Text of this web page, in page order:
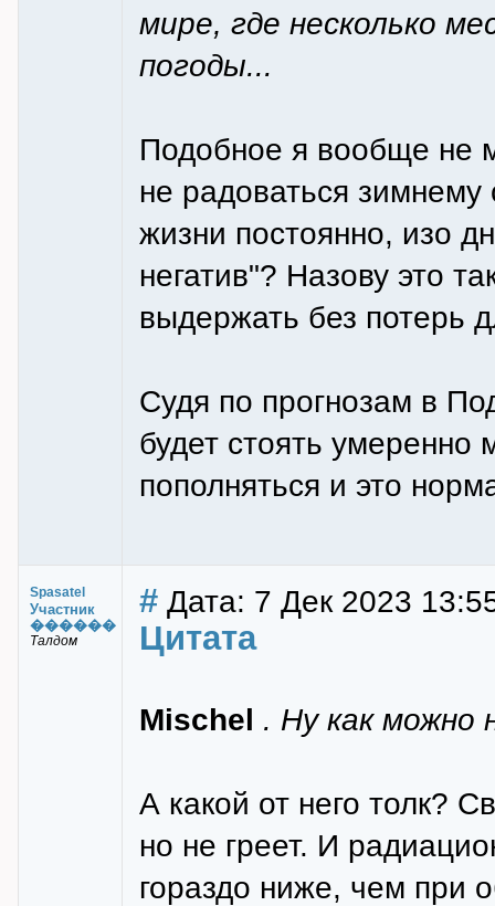
мире, где несколько
погоды...
Подобное я вообще не
не радоваться
жизни постоянно, изо
негатив"? Назову это
выдержать без потерь
Судя по прогнозам в
будет стоять умеренно
пополняться и это
Spasatel
Участник
������
Талдом
# Дата: 7 Дек 2023
Цитата
Mischel . Ну как можно
А какой от него толк?
но не греет. И
гораздо ниже, чем при